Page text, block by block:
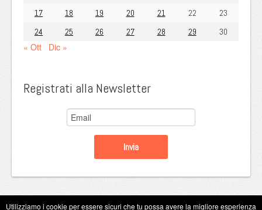
17
18 19 20 21 22
23
24
25 26 27 28 29 30
« Ott Dic »
Registrati alla Newsletter
Utilizziamo i cookie per essere sicuri che tu possa avere la migliore esperienza